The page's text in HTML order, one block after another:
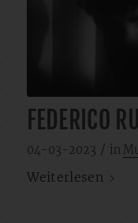
FEDERICO
04-03-2023 / in
Weiterlesen